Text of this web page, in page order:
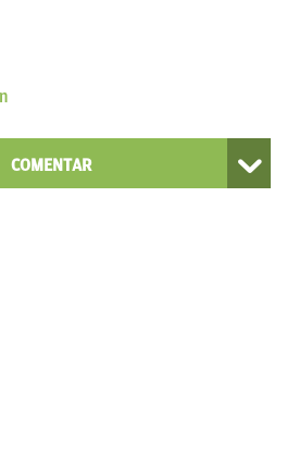
COMENTAR